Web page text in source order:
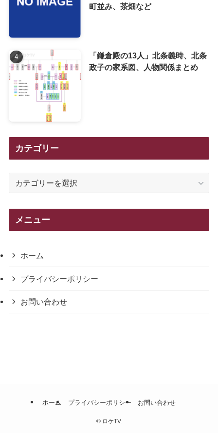
町並み、茶畑など
「鎌倉殿の13人」北条義時、北条
政子の家系図、人物関係まとめ
カテゴリー
メニュー
ホーム
プライバシーポリシー
お問い合わせ
ホーム プライバシーポリシー お問い合わせ
©ロケTV.